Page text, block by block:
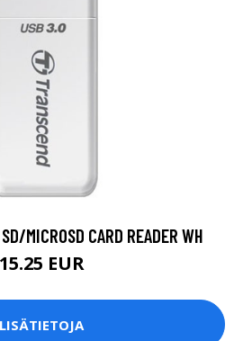
MICROSD CARD READER WH
15.25 EUR
LISÄTIETOJA